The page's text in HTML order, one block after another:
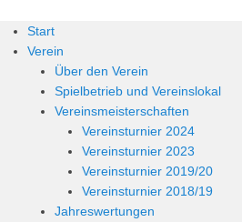
Start
Verein
Über den Verein
Spielbetrieb und Vereinslokal
Vereinsmeisterschaften
Vereinsturnier 2024
Vereinsturnier 2023
Vereinsturnier 2019/20
Vereinsturnier 2018/19
Jahreswertungen